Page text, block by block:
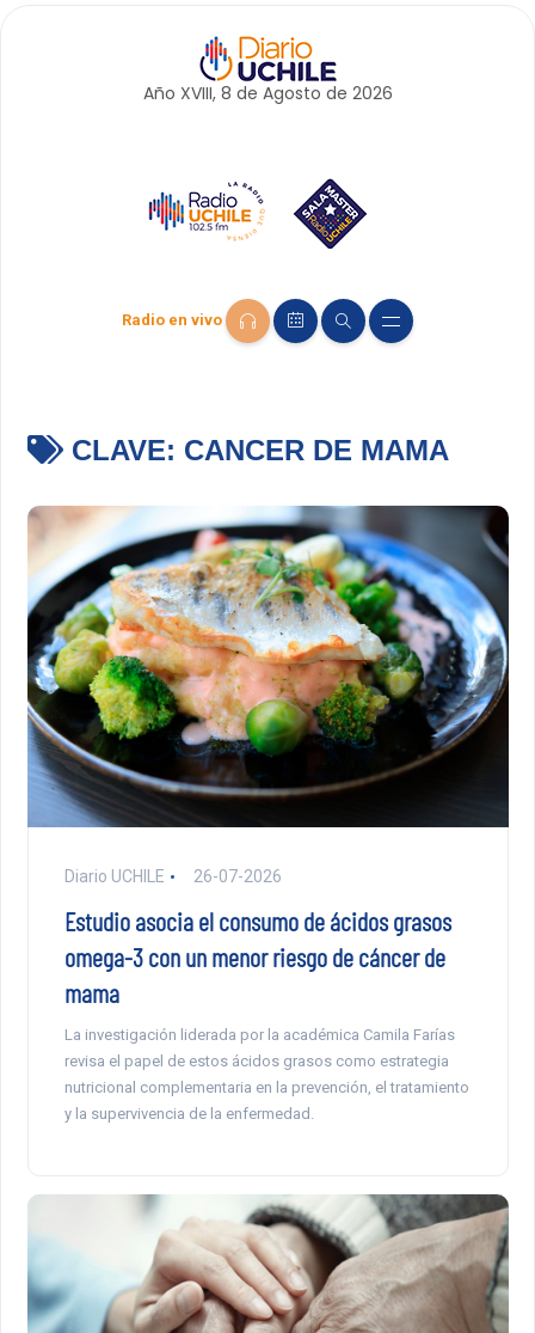
Año XVIII, 8 de Agosto de 2026
Radio en vivo
CLAVE: CANCER DE MAMA
Diario UCHILE 26-07-2026
Estudio asocia el consumo de ácidos grasos
omega-3 con un menor riesgo de cáncer de
mama
La investigación liderada por la académica Camila Farías
revisa el papel de estos ácidos grasos como estrategia
nutricional complementaria en la prevención, el tratamiento
y la supervivencia de la enfermedad.